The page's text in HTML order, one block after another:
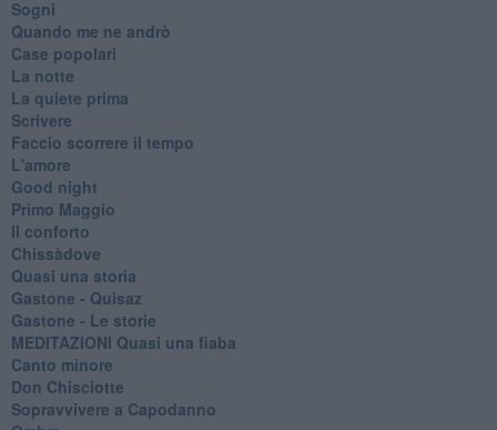
Sogni
Quando me ne andrò
Case popolari
La notte
La quiete prima
Scrivere
Faccio scorrere il tempo
L'amore
Good night
Primo Maggio
Il conforto
Chissàdove
Quasi una storia
Gastone - Quisaz
Gastone - Le storie
MEDITAZIONI Quasi una fiaba
Canto minore
Don Chisciotte
Sopravvivere a Capodanno